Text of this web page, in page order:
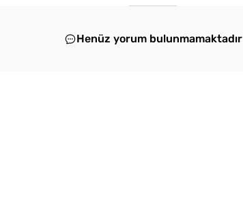
Henüz yorum bulunmamaktadır